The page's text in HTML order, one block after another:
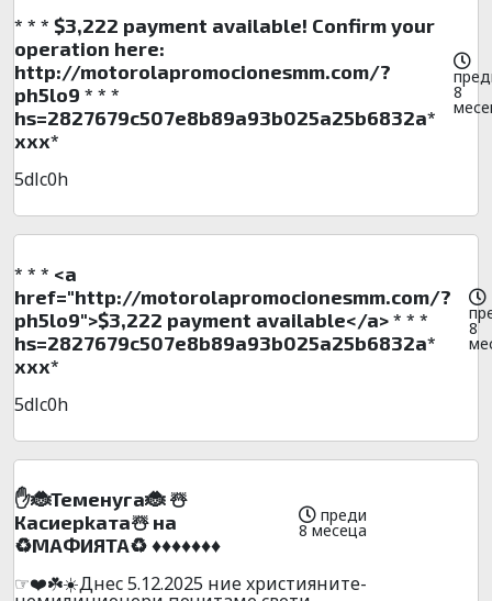
* * * $3,222 payment available! Confirm your
operation here:
http://motorolapromocionesmm.com/?
ph5lo9 * * *
hs=2827679c507e8b89a93b025a25b6832a*
ххх*
8
5dlc0h
* * * <a
href="http://motorolapromocionesmm.com/?
ph5lo9">$3,222 payment available</a> * * *
hs=2827679c507e8b89a93b025a25b6832a*
ххх*
8
5dlc0h
✋🐞Teмeнyгa🐞 ☃️
Кacиepkaтa☃️ нa
♻️MAФИЯTA♻️ ♦️♦️♦️♦️♦️♦️♦️
преди
8 месеца
☞❤️☘️☀️Днec 5.12.2025 ниe xpиcтияните-